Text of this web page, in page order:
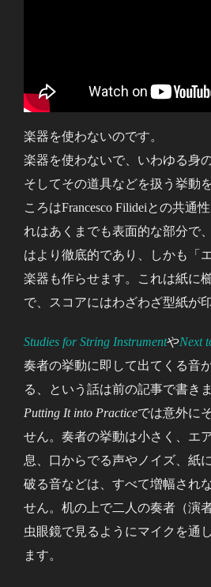
楽器を使わないのです。
楽器を使わないで、いわゆる身
そしてその道具などを扱う挙動
ころはFrancesco Filideiとの共通
れはあくまでも表面的な部分で
はより徹底的であり、しかも「
楽器も作らせます。これは紙に
で、スコアにはわざわざ型紙が
Studies for String InstrumentやNext
奏者の挙動に即して出てくる音
る、という話は前の記事で書き
Putting It into Practiceでは意外に
せん。奏者の挙動は小さく、エ
息、口からでる声やノイズ、紙
破る音などは、すべて増幅され
せん。机の上で二人の奏者（演
虫眼鏡で見るようにマイクを通
ます。